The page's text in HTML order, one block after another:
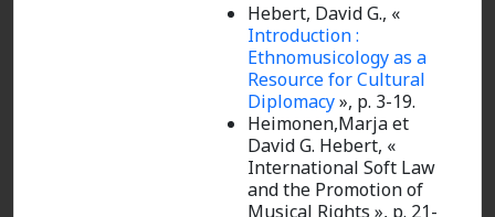
Hebert, David G., «
Introduction :
Ethnomusicology as a
Resource for Cultural
Diplomacy», p. 3-19.
Heimonen,Marja et
David G. Hebert, «
International Soft Law
and the Promotion of
Musical Rights », p. 21-